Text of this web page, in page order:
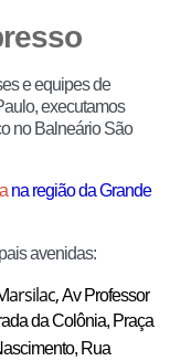
e equipes de
executamos
no Balneário São
na região da Grande
avenidas:
Av Professor
da Colônia, Praça
Rua